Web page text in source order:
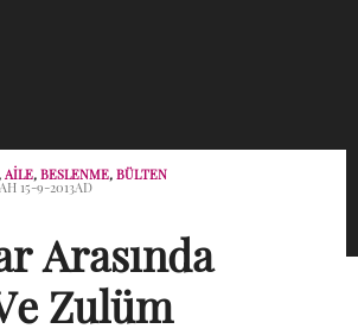
AİLE, BESLENME, BÜLTEN
15-9-2013AD
Arasında
Zulüm